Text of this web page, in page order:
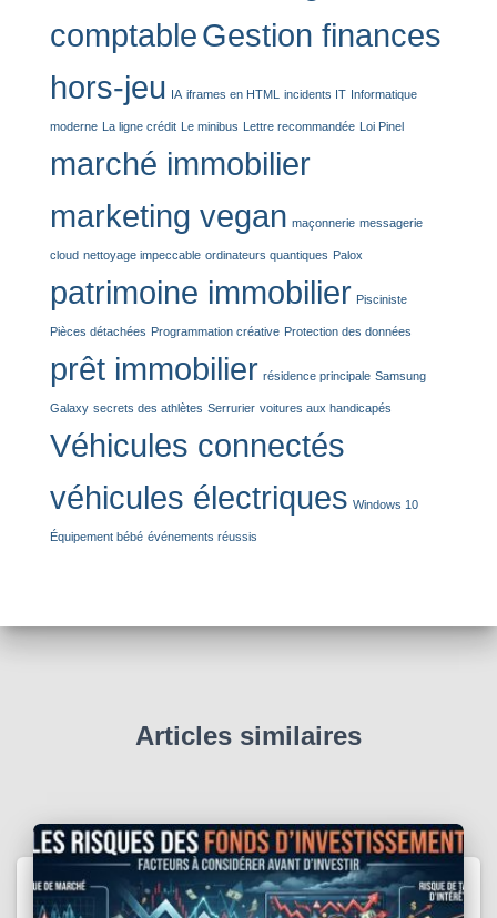
comptableGestion finances
hors-jeu
IA iframes en HTML incidents IT Informatique
moderne La ligne crédit Le minibus Lettre recommandée Loi Pinel
marché immobilier
marketing vegan maçonnerie messagerie
cloud nettoyage impeccable ordinateurs quantiques Palox
patrimoine immobilier Pisciniste
Pièces détachées Programmation créative Protection des données
prêt immobilier résidence principale Samsung
Galaxy secrets des athlètes Serrurier voitures aux handicapés
Véhicules connectés
véhicules électriques Windows 10
Équipement bébé événements réussis
Articles similaires